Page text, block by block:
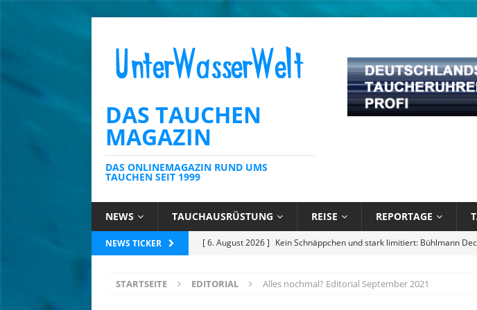
DAS TAUCHEN
MAGAZIN
DAS ONLINEMAGAZIN RUND UMS
TAUCHEN SEIT 1999
NEWS TAUCHAUSRÜSTUNG REISE REPORTAGE
NEWS TICKER [ 6. August 2026 ] Die Karibik unter Wasser mit Sandals Resorts
[ 3. August 2026 ] Ins Tiefe Blau – Was ich unter Wasser lernte
STARTSEITE EDITORIAL Alles nochmal? Editorial September 2021